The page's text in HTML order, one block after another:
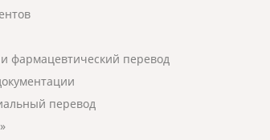
фармацевтический перевод
перевод